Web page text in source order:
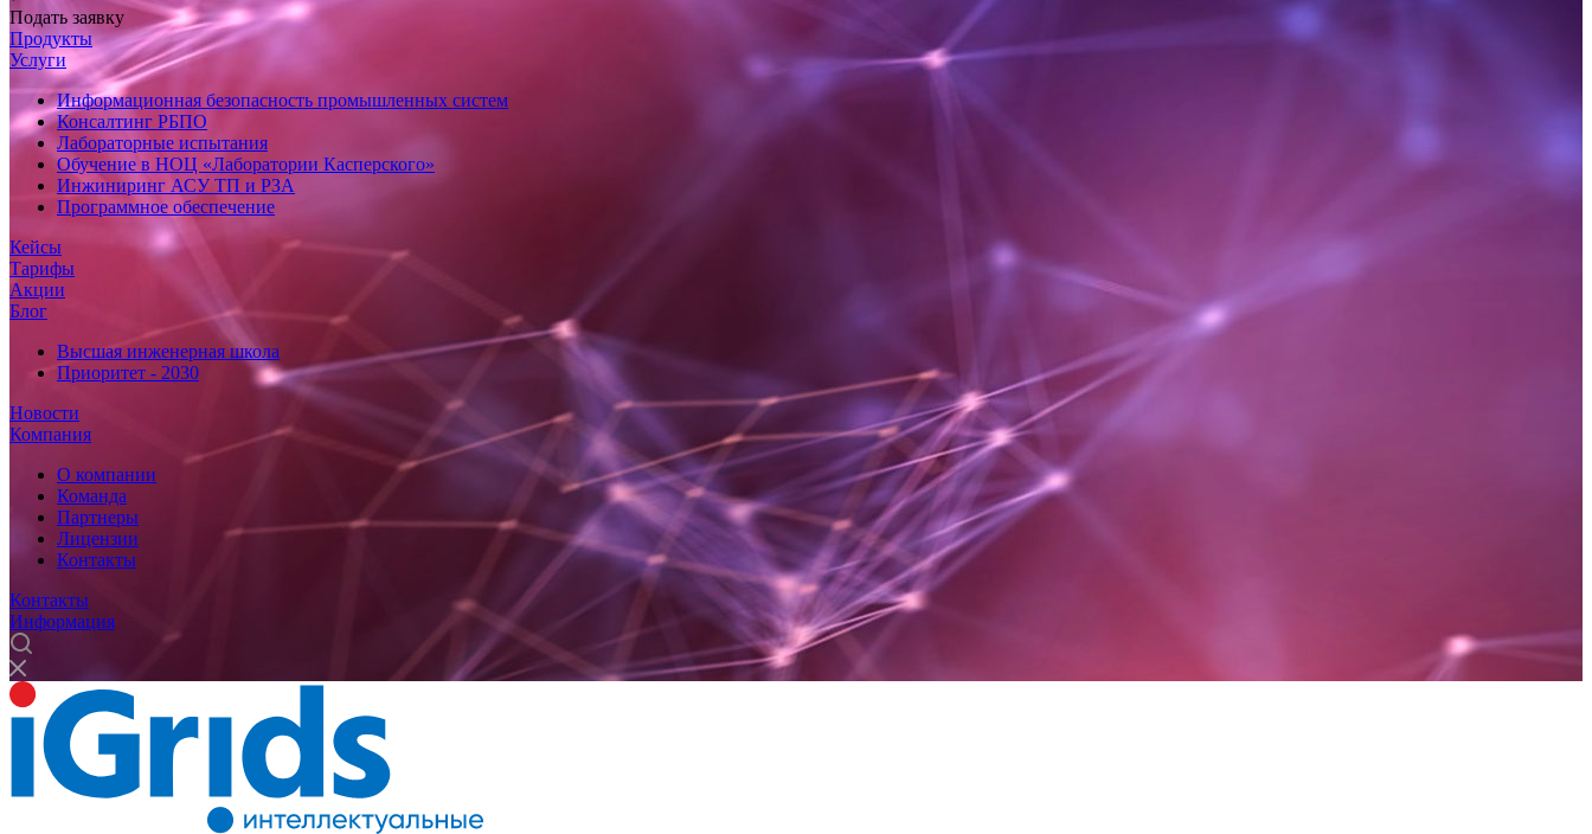
Подать заявку
Продукты
Услуги
Информационная безопасность промышленных систем
Консалтинг РБПО
Лабораторные испытания
Обучение в НОЦ «Лаборатории Касперского»
Инжиниринг АСУ ТП и РЗА
Программное обеспечение
Кейсы
Тарифы
Акции
Блог
Высшая инженерная школа
Приоритет - 2030
Новости
Компания
О компании
Команда
Партнеры
Лицензии
Контакты
Контакты
Информация